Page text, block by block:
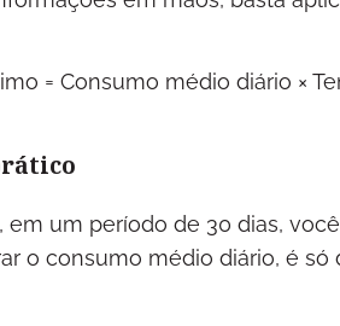
= Consumo médio diário ×
em um período de 30 dias,
o consumo médio diário, é